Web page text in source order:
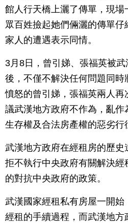
館人行天橋上灑了傳單，現
眾百姓撿起她們倆灑的傳單
家人的遭遇表示同情。
3月8日，曾引娣、張福英被
後，不僅不解決任何問題同時
憤怒的曾引娣，張福英兩人
議武漢地方政府不作為，亂作
生存權及合法房產權的惡劣行
武漢地方政府在經租房的歷史
拒不執行中央政府有關解決經
的對抗中央政府的政策。
武漢國家經租私有房屋一開始
經租的手續過程，而武漢地方